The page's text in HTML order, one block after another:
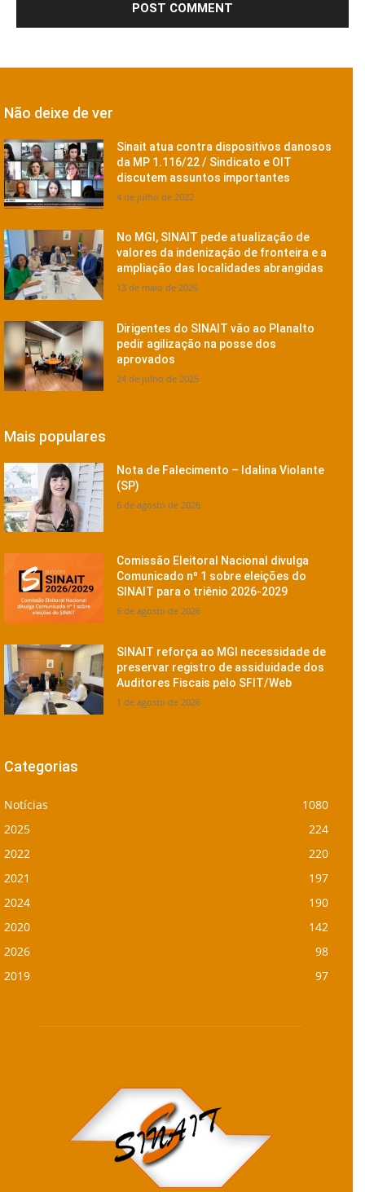
Não deixe de ver
Sinait atua contra dispositivos danosos
da MP 1.116/22 / Sindicato e OIT
discutem assuntos importantes
4 de julho de 2022
No MGI, SINAIT pede atualização de
valores da indenização de fronteira e a
ampliação das localidades abrangidas
13 de maio de 2026
Dirigentes do SINAIT vão ao Planalto
pedir agilização na posse dos
aprovados
24 de julho de 2025
Mais populares
Nota de Falecimento – Idalina Violante
(SP)
6 de agosto de 2026
Comissão Eleitoral Nacional divulga
Comunicado nº 1 sobre eleições do
SINAIT para o triênio 2026-2029
6 de agosto de 2026
SINAIT reforça ao MGI necessidade de
preservar registro de assiduidade dos
Auditores Fiscais pelo SFIT/Web
1 de agosto de 2026
Categorias
Notícias
1080
2025
224
2022
220
2021
197
2024
190
2020
142
2026
98
2019
97